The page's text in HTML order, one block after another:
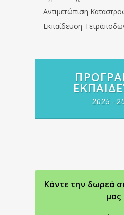
Αντιμετώπιση
Εκπαίδευση
2025 -
Κάντε την δωρεά
μας